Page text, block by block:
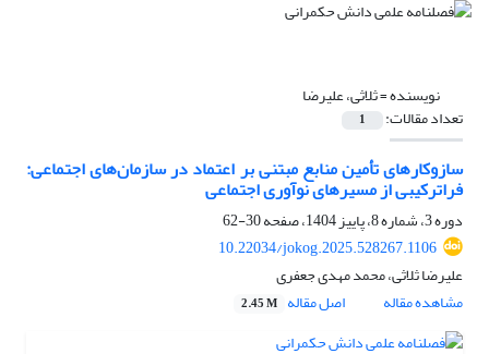
نویسنده =ثلاثی، علیرضا
تعداد مقالات: 1
سازوکارهای تأمین منابع مبتنی بر اعتماد در سازمان‌های اجتماعی:
فراترکیبی از مسیرهای نوآوری اجتماعی
دوره 3، شماره 8، پاییز 1404، صفحه
30-62
10.22034/jokog.2025.528267.1106
علیرضا ثلاثی، محمد مهدی جعفری
مشاهده مقاله
اصل مقاله 2.45 M